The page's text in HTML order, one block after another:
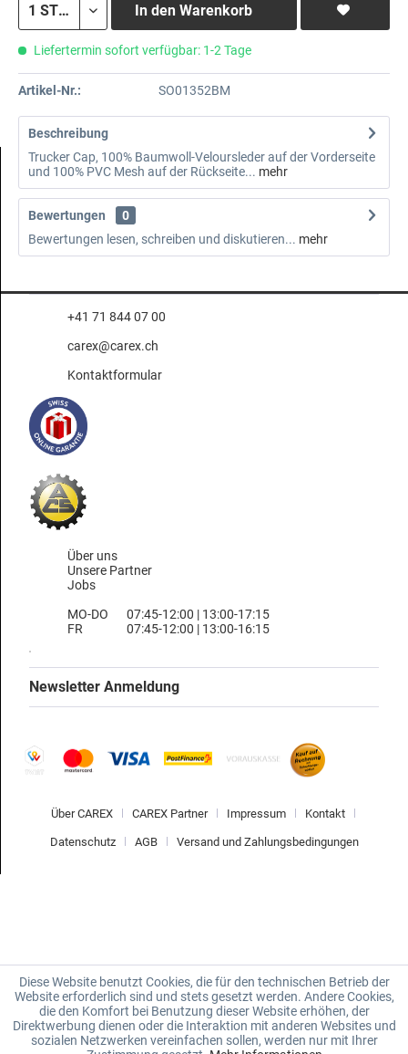
In den Warenkorb
Liefertermin sofort verfügbar: 1-2 Tage
Artikel-Nr.: SO01352BM
Beschreibung
Trucker Cap, 100% Baumwoll-Veloursleder auf der Vorderseite
und 100% PVC Mesh auf der Rückseite... mehr
Bewertungen
0
Bewertungen lesen, schreiben und diskutieren... mehr
+41 71 844 07 00
carex@carex.ch
Kontaktformular
Über uns
Unsere Partner
Jobs
MO-DO
FR
07:45-12:00 | 13:00-17:15
07:45-12:00 | 13:00-16:15
Newsletter Anmeldung
Über CAREX CAREX Partner Impressum Kontakt
Datenschutz AGB Versand und Zahlungsbedingungen
Diese Website benutzt Cookies, die für den technischen Betrieb der
Website erforderlich sind und stets gesetzt werden. Andere Cookies,
die den Komfort bei Benutzung dieser Website erhöhen, der
Direktwerbung dienen oder die Interaktion mit anderen Websites und
sozialen Netzwerken vereinfachen sollen, werden nur mit Ihrer